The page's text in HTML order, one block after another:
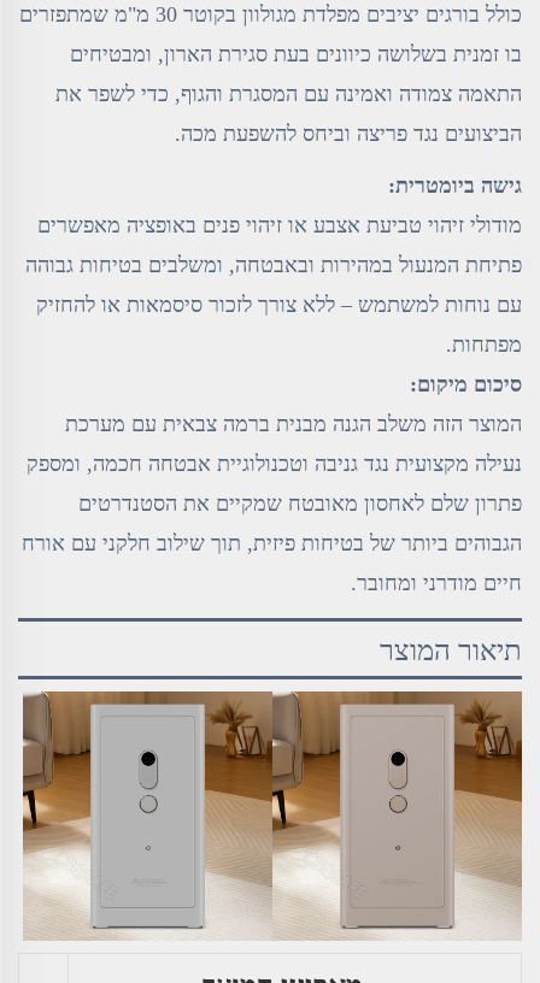
כולל בורגים יציבים מפלדת מגולוון בקוטר 30 מ"מ שמתפזרים
בו זמנית בשלושה כיוונים בעת סגירת הארון, ומבטיחים
התאמה צמודה ואמינה עם המסגרת והגוף, כדי לשפר את
הביצועים נגד פריצה וביחס להשפעת מכה.
גישה ביומטרית:
מודולי זיהוי טביעת אצבע או זיהוי פנים באופציה מאפשרים
פתיחת המנעול במהירות ובאבטחה, ומשלבים בטיחות גבוהה
עם נוחות למשתמש – ללא צורך לזכור סיסמאות או להחזיק
מפתחות.
סיכום מיקום:
המוצר הזה משלב הגנה מבנית ברמה צבאית עם מערכת
נעילה מקצועית נגד גניבה וטכנולוגיית אבטחה חכמה, ומספק
פתרון שלם לאחסון מאובטח שמקיים את הסטנדרטים
הגבוהים ביותר של בטיחות פיזית, תוך שילוב חלקני עם אורח
חיים מודרני ומחובר.
תיאור המוצר